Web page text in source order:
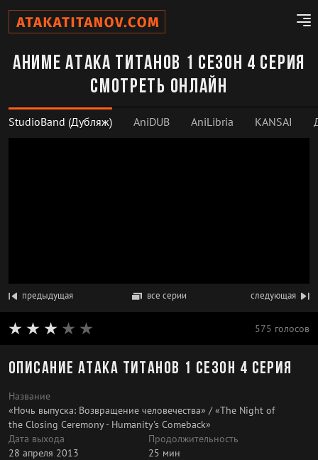
Аниме Атака титанов 1 сезон 4 серия
смотреть онлайн
StudioBand (Дубляж) AniDUB AniLibria KANSAI
предыдущая все серии следующая
575 голосов
Описание Атака титанов 1 сезон 4 серия
Название
«Ночь выпуска: Возвращение человечества» / «The Night of
the Closing Ceremony - Humanity's Comeback»
Дата выхода
28 апреля 2013
Продолжительность
25 мин